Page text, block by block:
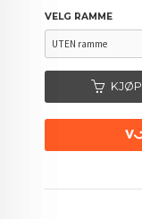
VELG RAMME
KJØP